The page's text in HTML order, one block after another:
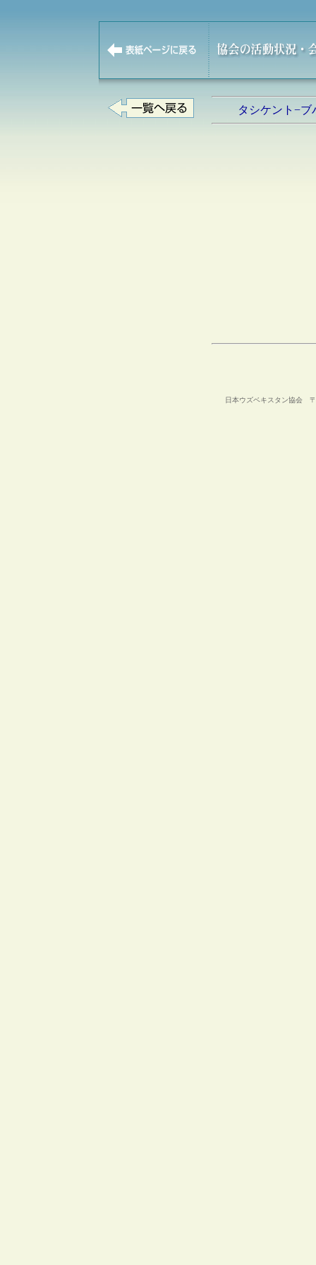
タシケント−
日本ウズベキスタン協会